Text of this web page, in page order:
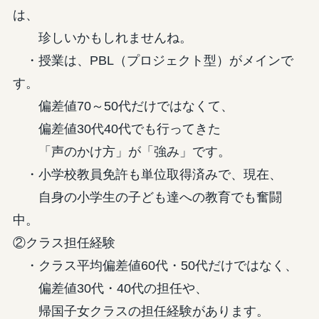
は、
珍しいかもしれませんね。
・授業は、PBL（プロジェクト型）がメインで
す。
偏差値70～50代だけではなくて、
偏差値30代40代でも行ってきた
「声のかけ方」が「強み」です。
・小学校教員免許も単位取得済みで、現在、
自身の小学生の子ども達への教育でも奮闘
中。
②クラス担任経験
・クラス平均偏差値60代・50代だけではなく、
偏差値30代・40代の担任や、
帰国子女クラスの担任経験があります。